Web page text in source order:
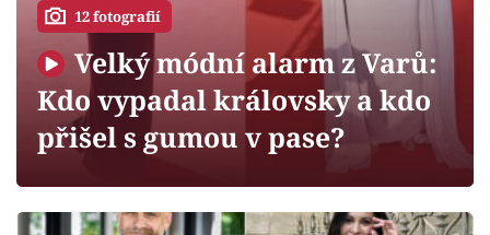
Sledujte prima+
Filmový festival Karlovy Vary
Mámy sobě
12 fotografií
Velký módní alarm z Varů:
Kdo vypadal královsky a kdo
přišel s gumou v pase?